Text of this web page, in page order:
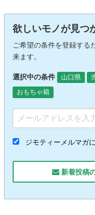
欲しいモノが見つ
ご希望の条件を登録する
来ます。
選択中の条件 山口県
おもちゃ箱
ジモティーメルマガ
新着投稿